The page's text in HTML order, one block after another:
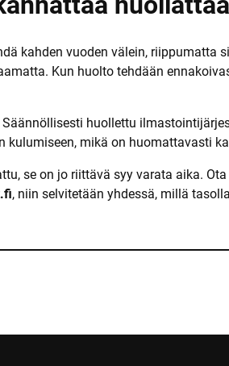
kahden vuoden välein, riippumatta
Kun huolto tehdään
huollettu
kulumiseen, mikä on huomattavasti
se on jo riittävä syy varata aika.
, niin selvitetään yhdessä, millä